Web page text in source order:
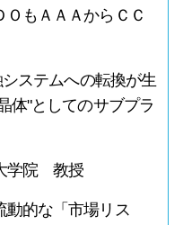
ＯもＡＡＡからＣＣ
ステムへの転換が生
"としてのサブプラ
院 教授
動的な「市場リス